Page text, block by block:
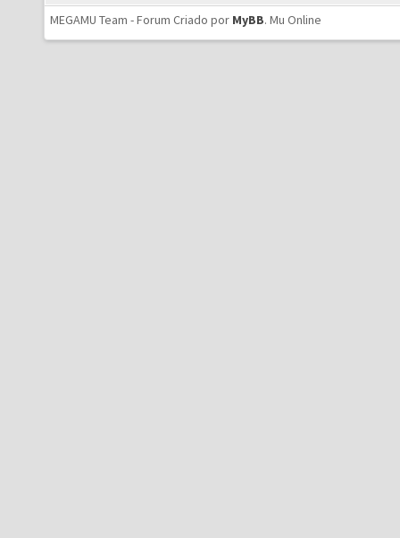
MEGAMU Team - Forum Criado por MyBB. Mu Online